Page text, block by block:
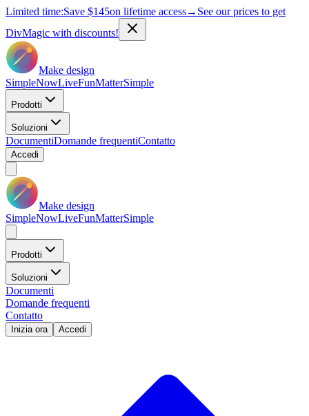
Limited time:Save $145on lifetime access→ See our prices to get
DivMagic with discounts!
Make design
SimpleNowLiveFunMatterSimple
Prodotti
Soluzioni
DocumentiDomande frequentiContatto
Accedi
Make design
SimpleNowLiveFunMatterSimple
Prodotti
Soluzioni
Documenti
Domande frequenti
Contatto
Inizia ora Accedi